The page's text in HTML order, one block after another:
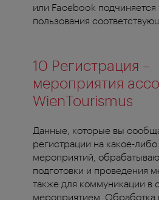
или Facebook подчиняется
пользования
10 Регистрация –
мероприятия
WienTourismus
Данные, которые вы
регистрации на какое-
мероприятий,
подготовки и проведения
также для коммуникации в
мероприятием. Обработка